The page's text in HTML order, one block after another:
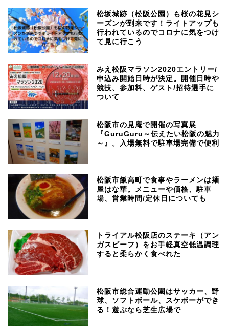
松坂城跡（松阪公園）も桜の花見シ
ーズンが到来です！ライトアップも
行われているのでコロナに気をつけ
て見に行こう
みえ松阪マラソン2020エントリー/
申込み開始日時が決定。開催日時や
競技、参加料、ゲスト/招待選手に
ついて
松阪市の見庵で開催の写真展
『GuruGuru～伝えたい松阪の魅力
～』。入場無料で駐車場完備で便利
松阪市飯高町で食事やラーメンは麺
屋はな華。メニューや価格、駐車
場、営業時間/定休日についても
トライアル松阪店のステーキ（アン
ガスビーフ）をお手軽真空低温調理
すると柔らかく食べれた
松阪市総合運動公園はサッカー、野
球、ソフトボール、スケボーができ
る！遊ぶなら芝生広場で